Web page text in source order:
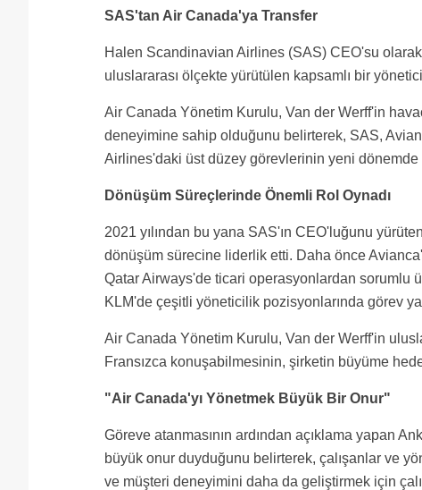
SAS'tan Air Canada'ya Transfer
Halen Scandinavian Airlines (SAS) CEO'su
uluslararası ölçekte yürütülen kapsamlı bir
Air Canada Yönetim Kurulu, Van der Werff'in
deneyimine sahip olduğunu belirterek, SAS,
Airlines'daki üst düzey görevlerinin yeni dönemde
Dönüşüm Süreçlerinde Önemli Rol Oynadı
2021 yılından bu yana SAS'ın CEO'luğunu
dönüşüm sürecine liderlik etti. Daha önce
Qatar Airways'de ticari operasyonlardan sorumlu
KLM'de çeşitli yöneticilik pozisyonlarında görev
Air Canada Yönetim Kurulu, Van der Werff'in
Fransızca konuşabilmesinin, şirketin büyüme
"Air Canada'yı Yönetmek Büyük Bir Onur"
Göreve atanmasının ardından açıklama yapan
büyük onur duyduğunu belirterek, çalışanlar ve
ve müşteri deneyimini daha da geliştirmek için